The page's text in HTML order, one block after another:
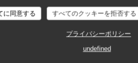
に同意する すべてのクッキーを拒否する
プライバシーポリシー
undefined